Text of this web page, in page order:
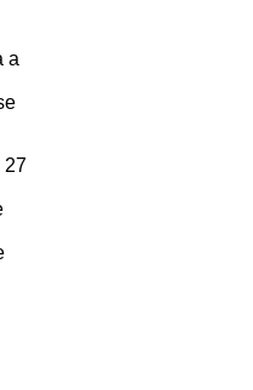
a
27